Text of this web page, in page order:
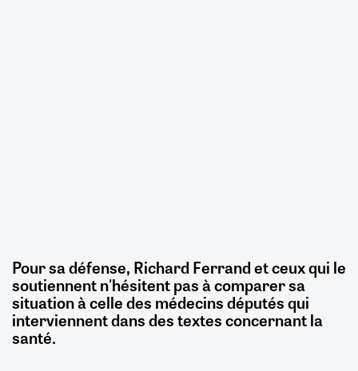
Pour sa défense, Richard Ferrand et ceux qui le
soutiennent n'hésitent pas à comparer sa
situation à celle des médecins députés qui
interviennent dans des textes concernant la
santé.